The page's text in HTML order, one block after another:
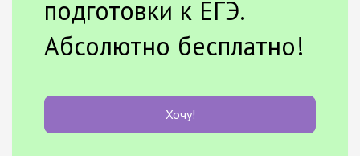
подготовки к ЕГЭ.
Абсолютно бесплатно!
Хочу!